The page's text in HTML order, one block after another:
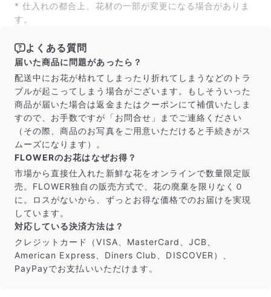
よくある質問
Q. 毎月自動でお花が届くサービスですか？
きな時に好きな花をご注文いただけます。
Q. 配送できないエリアはありますか？
ただいま沖縄・離島エリアへの配送には対応しておりませ
ん。ご了承ください。
Q. 配送日時は指定できますか？
お花をベストなタイミングで発送しているため、お届け日の
指定はできません。受け取り時間帯は、発送後にクロネコヤ
マトのアプリから変更可能です。
Q. 注文後にキャンセルできますか？
ご注文後一定時間内であればキャンセル可能です。
* 仕入れの都合上、花材の一部が変更になる場合がありま
す。
よくある質問
届いた商品に問題があったら？
配送中にお花が枯れてしまったり折れてしまうなどのトラ
ブルが起こってしまう場合がございます。もしそういった
商品が届いた場合は返金またはクーポンにて補償いたしま
すので、お手数ですが「お問合せ」までご連絡ください
（その際、商品のお写真をご用意いただけると手続きがス
ムーズになります）。
FLOWERのお花はなぜお得？
市場から直接仕入れた新鮮な花をオンラインで数量限定販
売。FLOWER独自の販売方式で、花の廃棄を限りなく０
に。ロスがないから、ずっとお得な価格でのお届けを実現
しています。
対応している決済方法は？
クレジットカード（VISA、MasterCard、JCB、
American Express、Diners Club、DISCOVER）、
PayPayでお支払いいただけます。